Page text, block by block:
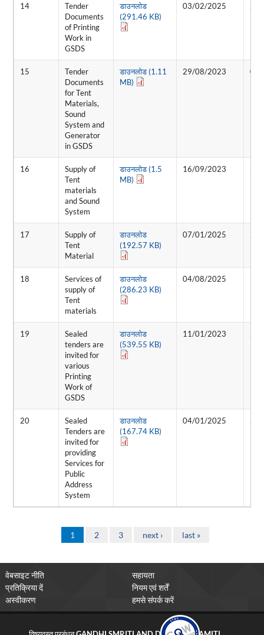
14
Tender
Documents
of Printing
Work in
GSDS
डाउनलोड
(291.46 KB)
03/02/2025
15
Tender
Documents
for Tent
Materials,
Sound
System and
Generator
in GSDS
डाउनलोड (1.11
MB)
29/08/2023 01/
16
Supply of
Tent
materials
and Sound
System
डाउनलोड (1.5
MB)
16/09/2023
17
Supply of
Tent
Material
डाउनलोड
(192.57 KB)
07/01/2025
18
Services of
supply of
Tent
materials
डाउनलोड
(286.23 KB)
04/08/2025
19
Sealed
tenders are
invited for
various
Printing
Work of
GSDS
डाउनलोड
(539.55 KB)
11/01/2023
20
Sealed
Tenders are
invited for
providing
Services for
Public
Address
System
डाउनलोड
(167.74 KB)
04/01/2025
1 2 3 next › last »
वेबसाइट नीति
सहायता
प्रतिक्रिया दें
नियम एवं शर्तें
अस्वीकरण
हमसे संपर्क करें